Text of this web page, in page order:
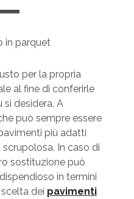
per la propria
al fine di conferirle
si desidera. A
può sempre essere
più adatti
In caso di
sostituzione può
in termini
dei pavimenti